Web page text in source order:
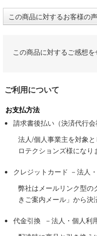
この商品に対するお客様の声
この商品に対するご感想を
ご利用について
お支払方法
請求書後払い（決済代行
法人/個人事業主を対象
ロテクションズ様になり
クレジットカード －法人
弊社はメールリンク型の
きご案内メール」から決
代金引換 －法人・個人利